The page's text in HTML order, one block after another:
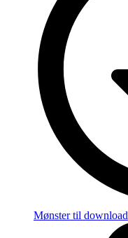
Mønster til download